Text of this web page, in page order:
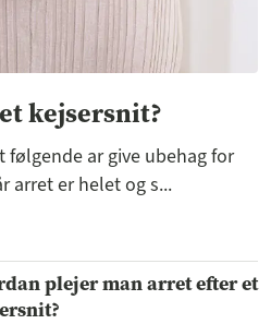
kejsersnit?
følgende ar give ubehag for
arret er helet og s...
plejer man arret efter et